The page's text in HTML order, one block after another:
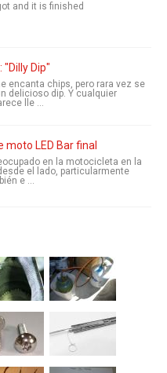
and it is finished
"Dilly Dip"
encanta chips, pero rara vez se
delicioso dip. Y cualquier
lle ...
moto LED Bar final
en la motocicleta en la
el lado, particularmente
e ...